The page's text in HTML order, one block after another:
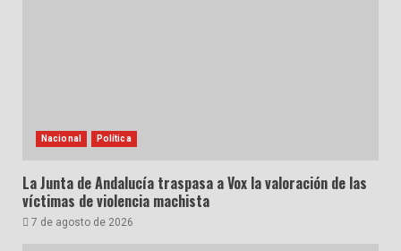
Nacional Política
La Junta de Andalucía traspasa a Vox la valoración de las
víctimas de violencia machista
7 de agosto de 2026